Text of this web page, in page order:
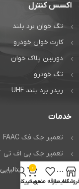
اکسس کنترل
تگ خوان برد بلند
کارت خوان خودرو
دوربین پلاک خوان
تگ خودرو
ریدر برد بلند UHF
خدمات
تعمیر جک فک FAAC
تعمیر جک بی اف تی BFT
تعمیر راهبند ایتالیایی
تعمیر برد فک
سایدبارعلاقه مندی
0
سبد خرید
حساب کاربری من